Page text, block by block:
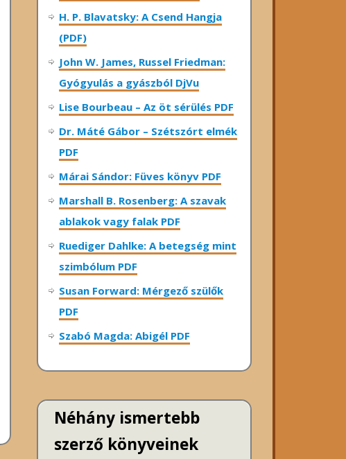
H. P. Blavatsky: A Csend Hangja
(PDF)
John W. James, Russel Friedman:
Gyógyulás a gyászból DjVu
Lise Bourbeau – Az öt sérülés PDF
Dr. Máté Gábor – Szétszórt elmék
PDF
Márai Sándor: Füves könyv PDF
Marshall B. Rosenberg: A szavak
ablakok vagy falak PDF
Ruediger Dahlke: A betegség mint
szimbólum PDF
Susan Forward: Mérgező szülők
PDF
Szabó Magda: Abigél PDF
Néhány ismertebb
szerző könyveinek